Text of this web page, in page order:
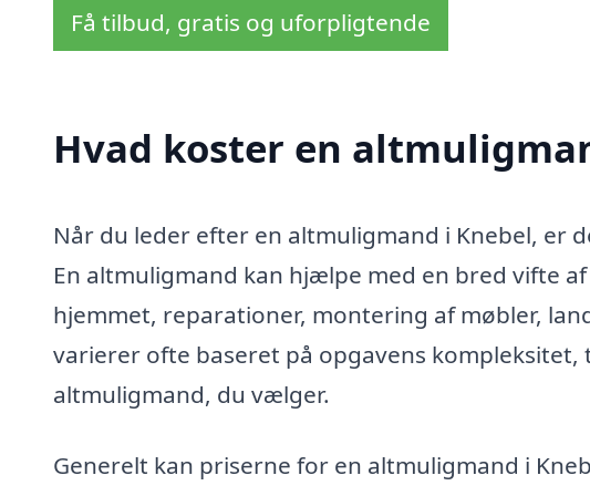
Få tilbud, gratis og uforpligtende
Hvad koster en
Når du leder efter en altmuligmand i Knebel, er
En altmuligmand kan hjælpe med en bred vifte
hjemmet, reparationer, montering af møbler,
varierer ofte baseret på opgavens
altmuligmand, du vælger.
Generelt kan priserne for en altmuligmand i